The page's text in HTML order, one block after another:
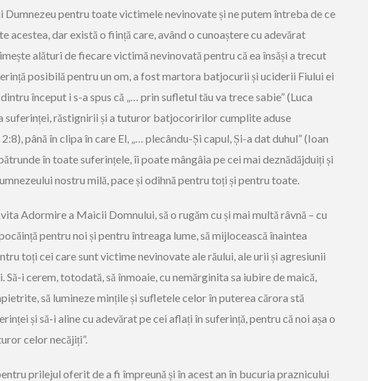
Dumnezeu pentru toate victimele nevinovate și ne putem întreba de ce
acestea, dar există o ființă care, având o cunoaștere cu adevărat
alături de fiecare victimă nevinovată pentru că ea însăși a trecut
posibilă pentru un om, a fost martora batjocurii și uciderii Fiului ei
început i s-a spus că „… prin sufletul tău va trece sabie” (Luca
suferinței, răstignirii și a tuturor batjocoririlor cumplite aduse
2:8), până în clipa în care El, „… plecându-Și capul, Și-a dat duhul” (Ioan
în toate suferințele, îi poate mângâia pe cei mai deznădăjduiți și
nostru milă, pace și odihnă pentru toți și pentru toate.
Adormire a Maicii Domnului, să o rugăm cu și mai multă râvnă – cu
pentru noi și pentru întreaga lume, să mijlocească înaintea
toți cei care sunt victime nevinovate ale răului, ale urii și agresiunii
i cerem, totodată, să înmoaie, cu nemărginita sa iubire de maică,
să lumineze mințile și sufletele celor în puterea cărora stă
și să-i aline cu adevărat pe cei aflați în suferință, pentru că noi așa o
celor necăjiți”.
prilejul oferit de a fi împreună și în acest an în bucuria praznicului